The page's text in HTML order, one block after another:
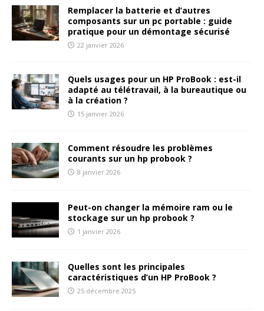
Remplacer la batterie et d’autres
composants sur un pc portable : guide
pratique pour un démontage sécurisé
22 janvier 2026
Quels usages pour un HP ProBook : est-il
adapté au télétravail, à la bureautique ou
à la création ?
15 janvier 2026
Comment résoudre les problèmes
courants sur un hp probook ?
8 janvier 2026
Peut-on changer la mémoire ram ou le
stockage sur un hp probook ?
1 janvier 2026
Quelles sont les principales
caractéristiques d’un HP ProBook ?
25 décembre 2025